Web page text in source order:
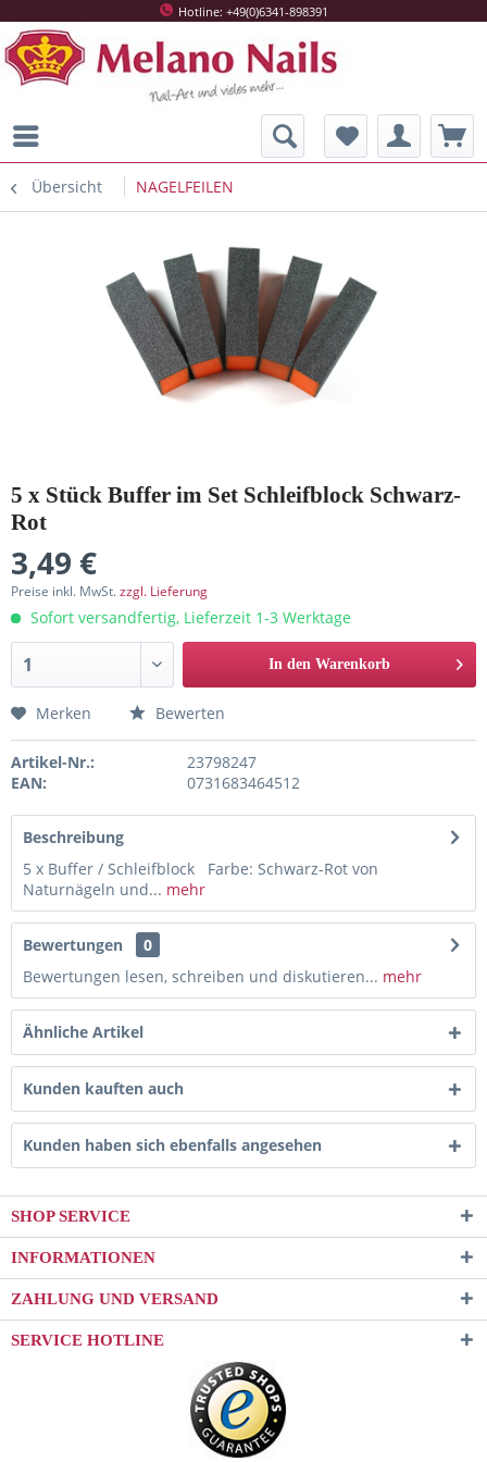
Hotline: +49(0)6341-898391
Übersicht NAGELFEILEN
5 x Stück Buffer im Set Schleifblock Schwarz-
Rot
3,49 €
Preise inkl. MwSt.zzgl. Lieferung
Sofort versandfertig, Lieferzeit 1-3 Werktage
In den Warenkorb
Merken Bewerten
Artikel-Nr.:
23798247
EAN:
0731683464512
Beschreibung
5 x Buffer / Schleifblock Farbe: Schwarz-Rot von
Naturnägeln und... mehr
Bewertungen
0
Bewertungen lesen, schreiben und diskutieren... mehr
Ähnliche Artikel
Kunden kauften auch
Kunden haben sich ebenfalls angesehen
SHOP SERVICE
INFORMATIONEN
ZAHLUNG UND VERSAND
SERVICE HOTLINE